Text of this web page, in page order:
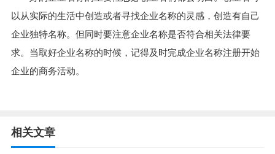
以从实际的生活中创造或者寻找企业名称的灵感，创造有自己
企业独特名称。但同时要注意企业名称是否符合相关法律要
求。当取好企业名称的时候，记得及时完成企业名称注册开始
企业的商务活动。
相关文章